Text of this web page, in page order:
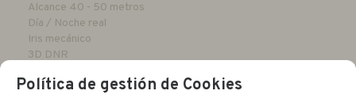
Alcance 40 - 50 metros
Día / Noche real
Iris mecánico
3D DNR
Política de gestión de Cookies